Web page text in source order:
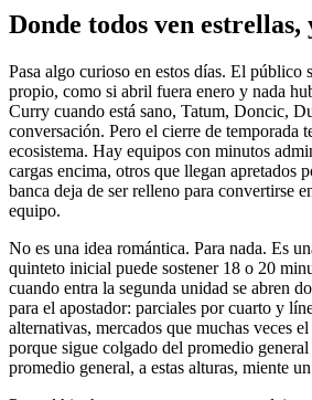
Donde todos ven estrellas,
Pasa algo curioso en estos días. El público
propio, como si abril fuera enero y nada
Curry cuando está sano, Tatum, Doncic,
conversación. Pero el cierre de temporada
ecosistema. Hay equipos con minutos
cargas encima, otros que llegan apretados
banca deja de ser relleno para convertirse
equipo.
No es una idea romántica. Para nada. Es
quinteto inicial puede sostener 18 o 20
cuando entra la segunda unidad se abren
para el apostador: parciales por cuarto y
alternativas, mercados que muchas veces
porque sigue colgado del promedio
promedio general, a estas alturas, miente